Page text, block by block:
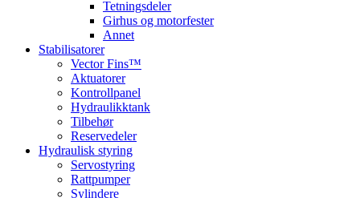
Tetningsdeler
Girhus og motorfester
Annet
Stabilisatorer
Vector Fins™
Aktuatorer
Kontrollpanel
Hydraulikktank
Tilbehør
Reservedeler
Hydraulisk styring
Servostyring
Rattpumper
Sylindere